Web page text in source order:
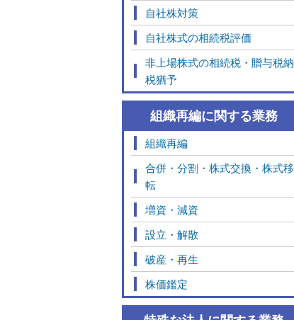
自社株対策
自社株式の相続税評価
非上場株式の相続税・贈与税納
税猶予
組織再編に関する業務
組織再編
合併・分割・株式交換・株式移
転
増資・減資
設立・解散
破産・再生
株価鑑定